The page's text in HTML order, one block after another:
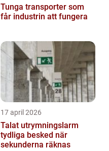
Tunga transporter som
får industrin att fungera
17 april 2026
Talat utrymningslarm
tydliga besked när
sekunderna räknas